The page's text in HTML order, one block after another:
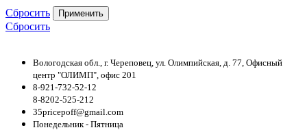
Сбросить Применить
Сбросить
Вологодская обл., г. Череповец, ул. Олимпийская, д. 77, Офисный
центр "ОЛИМП", офис 201
8-921-732-52-12
8-8202-525-212
35pricepoff@gmail.com
Понедельник - Пятница